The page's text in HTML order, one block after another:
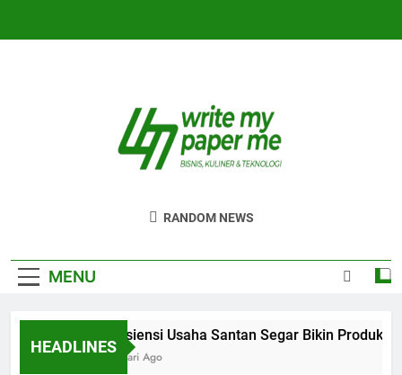
Bisnis, Kuliner, Teknologi
RANDOM NEWS
MENU
HEADLINES
Efisiensi Usaha Santan Segar Bikin Produksi
2 Hari Ago